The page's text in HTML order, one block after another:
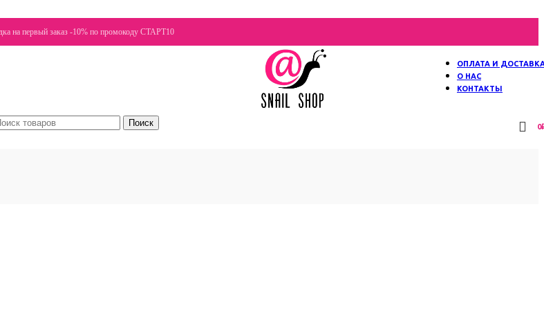
на первый заказ -10% по промокоду СТАРТ10
ОПЛАТА И
О НАС
КОНТАКТЫ
Поиск 0